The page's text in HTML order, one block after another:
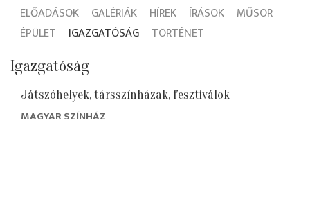
ELŐADÁSOK GALÉRIÁK HÍREK ÍRÁSOK
MŰSOR
ÉPÜLET
IGAZGATÓSÁG TÖRTÉNET
Igazgatóság
Játszóhelyek, társszínházak, fesztiválok
MAGYAR SZÍNHÁZ